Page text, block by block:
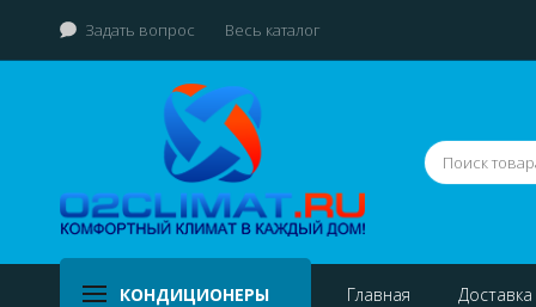
Задать вопрос Весь каталог
КОНДИЦИОНЕРЫ Главная Доставка